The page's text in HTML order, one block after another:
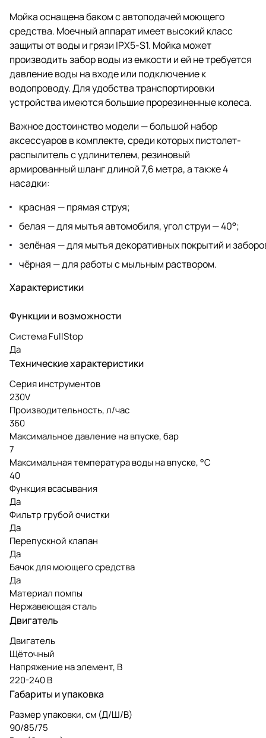
Мойка оснащена баком с автоподачей моющего
средства. Моечный аппарат имеет высокий класс
защиты от воды и грязи IPX5-S1. Мойка может
производить забор воды из емкости и ей не требуется
давление воды на входе или подключение к
водопроводу. Для удобства транспортировки
устройства имеются большие прорезиненные колеса.
Важное достоинство модели — большой набор
аксессуаров в комплекте, среди которых пистолет-
распылитель с удлинителем, резиновый
армированный шланг длиной 7,6 метра, а также 4
насадки:
красная — прямая струя;
белая — для мытья автомобиля, угол струи — 40°;
зелёная — для мытья декоративных покрытий и
чёрная — для работы с мыльным раствором.
Характеристики
Функции и возможности
Система FullStop
Да
Технические характеристики
Серия инструментов
230V
Производительность, л/час
360
Максимальное давление на впуске, бар
7
Максимальная температура воды на впуске, °C
40
Функция всасывания
Да
Фильтр грубой очистки
Да
Перепускной клапан
Да
Бачок для моющего средства
Да
Материал помпы
Нержавеющая сталь
Двигатель
Двигатель
Щёточный
Напряжение на элемент, В
220-240 В
Габариты и упаковка
Размер упаковки, см (Д/Ш/В)
90/85/75